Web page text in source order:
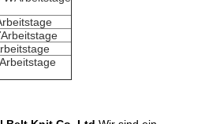
Arbeitstage